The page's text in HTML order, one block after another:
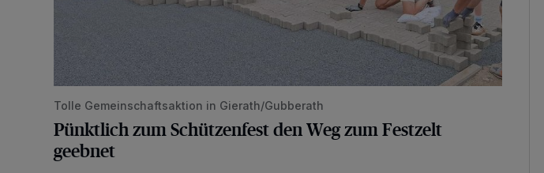
Tolle Gemeinschaftsaktion in Gierath/Gubberath
Pünktlich zum Schützenfest den Weg zum Festzelt
geebnet